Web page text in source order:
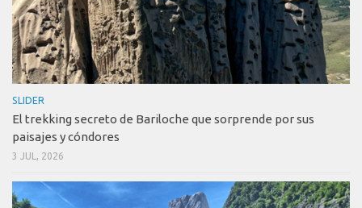
SLIDER
El trekking secreto de Bariloche que sorprende por sus
paisajes y cóndores
3 JUL, 2026